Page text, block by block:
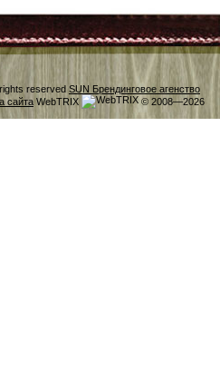
reserved SUN Брендинговое агенство
сайта WebTRIX © 2008—2026